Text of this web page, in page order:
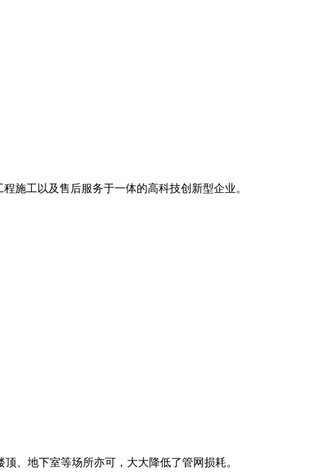
施工以及售后服务于一体的高科技创新型企业。
、地下室等场所亦可，大大降低了管网损耗。